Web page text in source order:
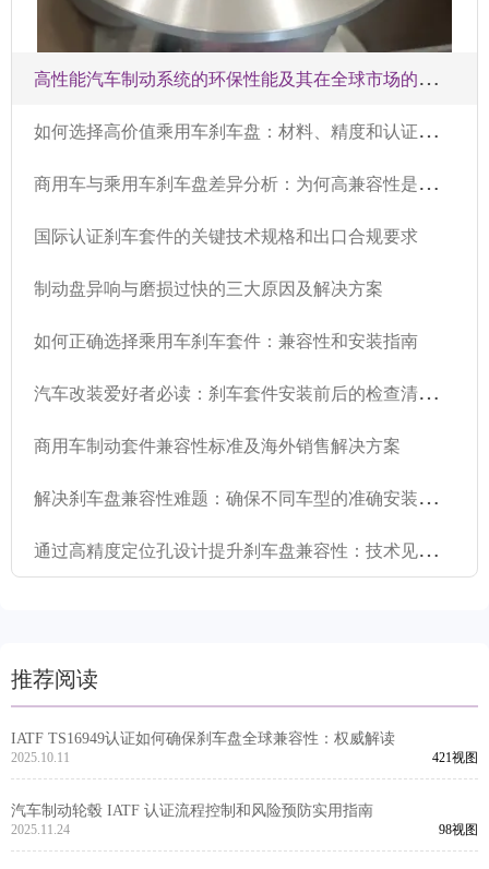
高
性能汽车制动系统的环保性能及其在全球市场的应用趋势分析
如
何选择高价值乘用车刹车盘：材料、精度和认证的关键标准
商
用车与乘用车刹车盘差异分析：为何高兼容性是出口关键
国际认证刹车套件的关键技术规格和出口合规要求
制动盘异响与磨损过快的三大原因及解决方案
如何正确选择乘用车刹车套件：兼容性和安装指南
汽
车改装爱好者必读：刹车套件安装前后的检查清单和常见错误
商用车制动套件兼容性标准及海外销售解决方案
解
决刹车盘兼容性难题：确保不同车型的准确安装和稳定性能
通
过高精度定位孔设计提升刹车盘兼容性：技术见解与应用指南
推荐阅读
IATF TS16949认证如何确保刹车盘全球兼容性：权威解读
2025.10.11 421视图
汽车制动轮毂 IATF 认证流程控制和风险预防实用指南
2025.11.24 98视图